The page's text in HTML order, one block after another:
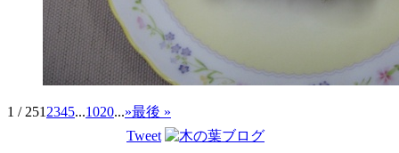
1 / 251 2345...1020...»最後 »
Tweet